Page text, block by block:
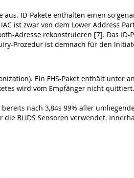
ID-Pakete enthalten einen so
ist zwar von dem Lower Address
Adresse rekonstruieren [7]. Das ID-
Prozedur ist demnach für den
Ein FHS-Paket enthält unter
wird vom Empfänger nicht
nach 3,84s 99% aller
BLIDS Sensoren verwendet.